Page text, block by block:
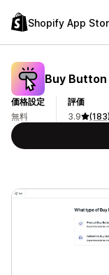
Shopify App
Buy
価格設定
無料
評価
3.9
(183)